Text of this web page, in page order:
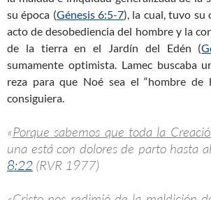
su época (Génesis 6:5-7), la cual, tuvo su
acto de desobediencia del hombre y la
de la tierra en el Jardín del Edén (
sumamente optimista. Lamec buscaba
reza para que Noé sea el “hombre de
consiguiera.
«Porque sabemos que toda la
una está con dolores de parto hasta
8:22 (RVR 1977)